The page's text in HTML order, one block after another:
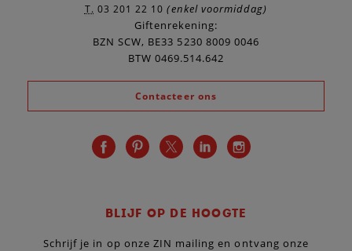
T. 03 201 22 10 (enkel voormiddag)
Giftenrekening:
BZN SCW, BE33 5230 8009 0046
BTW 0469.514.642
Contacteer ons
BLIJF OP DE HOOGTE
Schrijf je in op onze ZIN mailing en ontvang onze